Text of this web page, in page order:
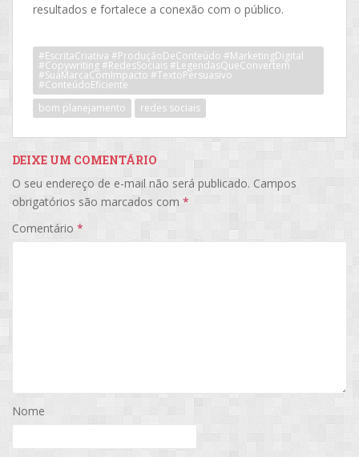
resultados e fortalece a conexão com o público.
#EscritaCriativa #ProduçãoDeConteúdo #MarketingDigital
#Copywriting #RedesSociais #LegendasQueConvertem
#SuaMarcaComImpacto #TextoPersuasivo
#ConteúdoEficiente
bom planejamento
redes sociais
DEIXE UM COMENTÁRIO
O seu endereço de e-mail não será publicado. Campos
obrigatórios são marcados com *
Comentário *
Nome